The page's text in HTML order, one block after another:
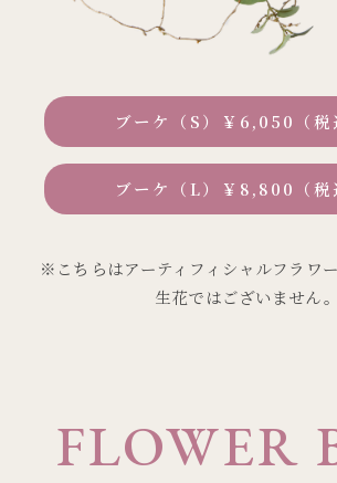
ブーケ（S）￥6,050（税
ブーケ（L）￥8,800（税
※こちらはアーティフィシャルフラワー
生花ではございません。
FLOWER